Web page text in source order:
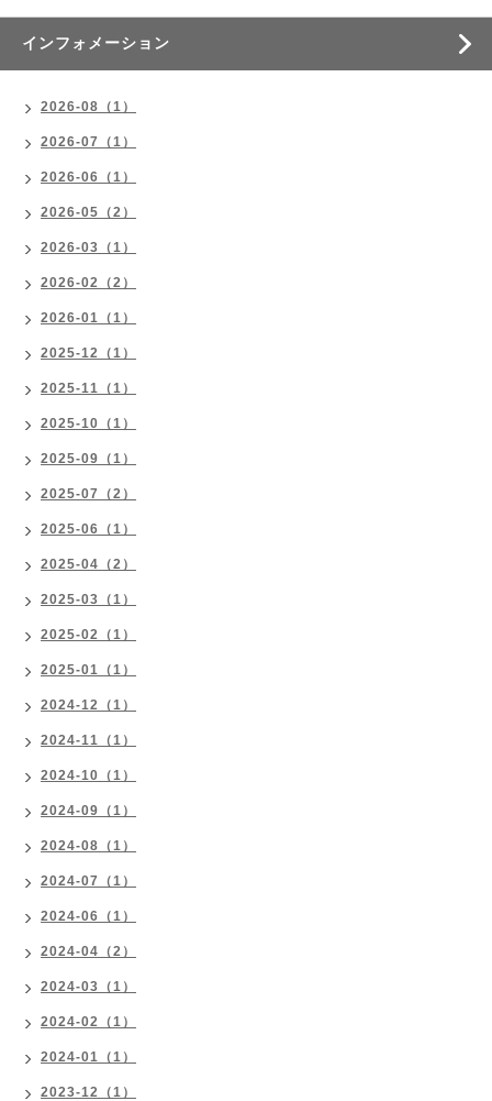
インフォメーション
2026-08（1）
2026-07（1）
2026-06（1）
2026-05（2）
2026-03（1）
2026-02（2）
2026-01（1）
2025-12（1）
2025-11（1）
2025-10（1）
2025-09（1）
2025-07（2）
2025-06（1）
2025-04（2）
2025-03（1）
2025-02（1）
2025-01（1）
2024-12（1）
2024-11（1）
2024-10（1）
2024-09（1）
2024-08（1）
2024-07（1）
2024-06（1）
2024-04（2）
2024-03（1）
2024-02（1）
2024-01（1）
2023-12（1）